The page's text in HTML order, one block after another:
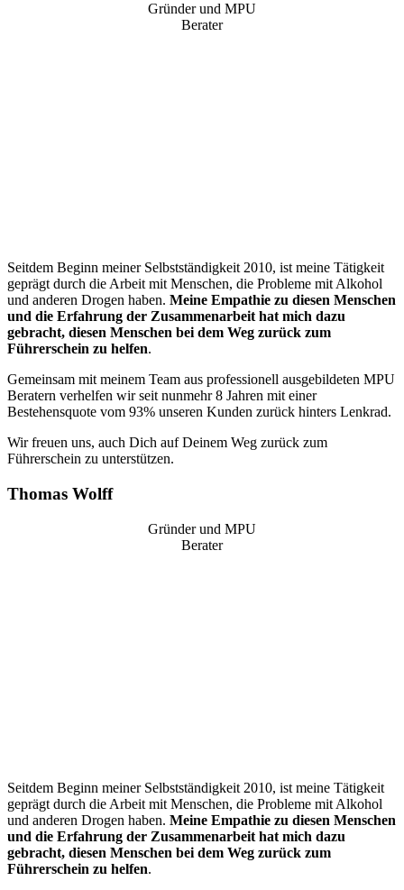
Gründer und MPU
Berater
Seitdem Beginn meiner Selbstständigkeit 2010, ist meine Tätigkeit
geprägt durch die Arbeit mit Menschen, die Probleme mit Alkohol
und anderen Drogen haben. Meine Empathie zu diesen Menschen
und die Erfahrung der Zusammenarbeit hat mich dazu
gebracht, diesen Menschen bei dem Weg zurück zum
Führerschein zu helfen.
Gemeinsam mit meinem Team aus professionell ausgebildeten MPU
Beratern verhelfen wir seit nunmehr 8 Jahren mit einer
Bestehensquote vom 93% unseren Kunden zurück hinters Lenkrad.
Wir freuen uns, auch Dich auf Deinem Weg zurück zum
Führerschein zu unterstützen.
Thomas Wolff
Gründer und MPU
Berater
Seitdem Beginn meiner Selbstständigkeit 2010, ist meine Tätigkeit
geprägt durch die Arbeit mit Menschen, die Probleme mit Alkohol
und anderen Drogen haben. Meine Empathie zu diesen Menschen
und die Erfahrung der Zusammenarbeit hat mich dazu
gebracht, diesen Menschen bei dem Weg zurück zum
Führerschein zu helfen.